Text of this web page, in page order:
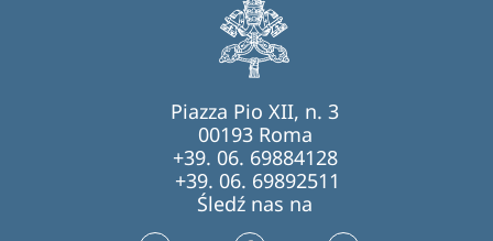
Piazza Pio XII, n. 3
00193 Roma
+39. 06. 69884128
+39. 06. 69892511
Śledź nas na